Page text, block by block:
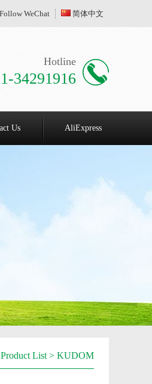
Follow WeChat 简体中文
Hotline
34291916
Us AliExpress
Product List > KUDOM